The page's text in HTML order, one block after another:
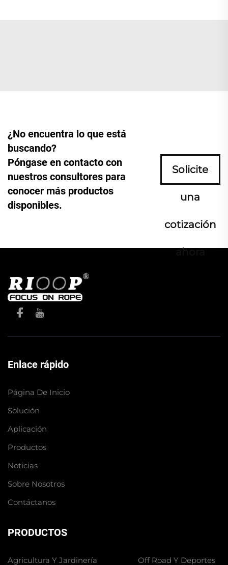
¿No encuentra lo que está
buscando?
Póngase en contacto con
nuestros consultores para
conocer más productos
disponibles.
Solicite
una
cotización
ahora
Enlace rápido
Página De Inicio
Solución
Aplicación
Productos
Noticias
Sobre Nosotros
Contáctanos
PRODUCTOS
Agricultura Y Jardinería
Off Road Y Deportes